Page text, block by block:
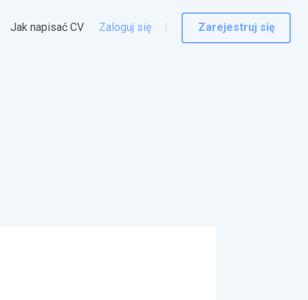
Jak napisać CV Zaloguj się Zarejestruj się